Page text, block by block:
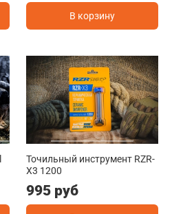
В корзину
Точильный инструмент RZR-
X3 1200
995 руб